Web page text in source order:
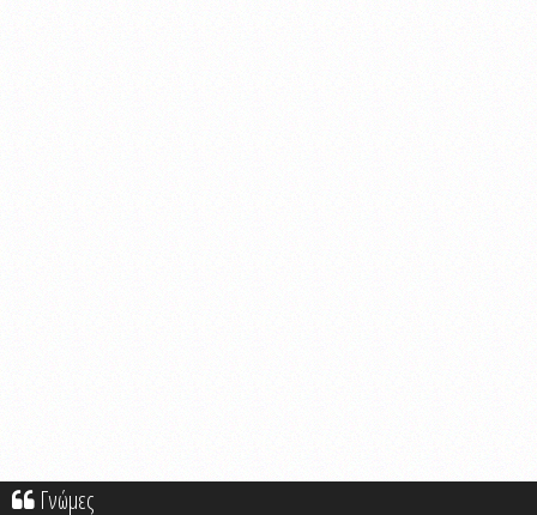
Γνώμες